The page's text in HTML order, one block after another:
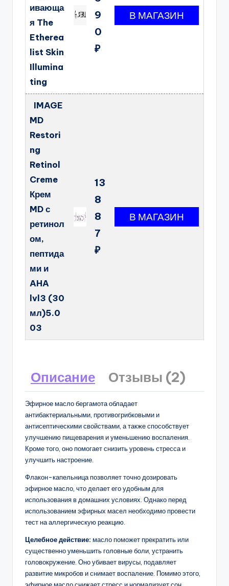
ивающа
я The
Etherea
list Skin
Illumina
ting
9
0
₽
IMAGE
MD
Restori
ng
Retinol
Creme
Крем
MD с
ретинол
ом,
пептида
ми и
AHA
lvl3 (30
мл)5.0
03
13
8
8
7
₽
Описание Отзывы (2)
Эфирное масло бергамота обладает
антибактериальными, противогрибковыми и
антисептическими свойствами, а также способствует
улучшению пищеварения и уменьшению воспаления.
Кроме того, оно помогает снизить уровень стресса и
улучшить настроение.
Флакон-капельница позволяет точно дозировать
эфирное масло, что делает его удобным для
использования в домашних условиях. Однако перед
использованием эфирных масел необходимо провести
тест на аллергическую реакцию.
Целебное действие: масло поможет прекратить или
существенно уменьшить головные боли, устранить
головокружение. Оно убивает вирусы, подавляет
развитие микробов и снимает воспаление. Помимо этого,